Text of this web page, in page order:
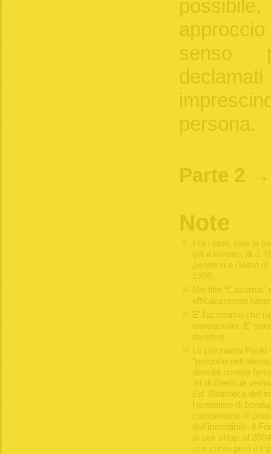
senso
persona.
Parte 2
Note
Fra i tanti, vale la
già è iniziato, di J.
genetico e l'inizio
1998.
Nel film
efficacemente
E' l'acronimo che
transgender. E'
diverso).
Lo psichiatra
“prodotto
densità umana
34 di Dietro la
Ed. Biblioteca
l'acronimo di
campionario di
dell'incredibile. Il
di sex shop: al
che conta però il